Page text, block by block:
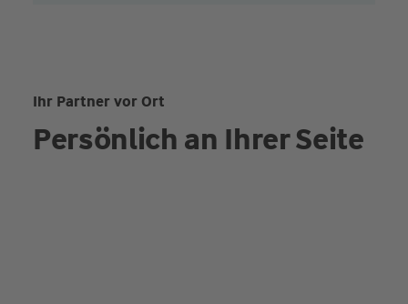
Ihr Partner vor Ort
Persönlich an Ihrer Seite